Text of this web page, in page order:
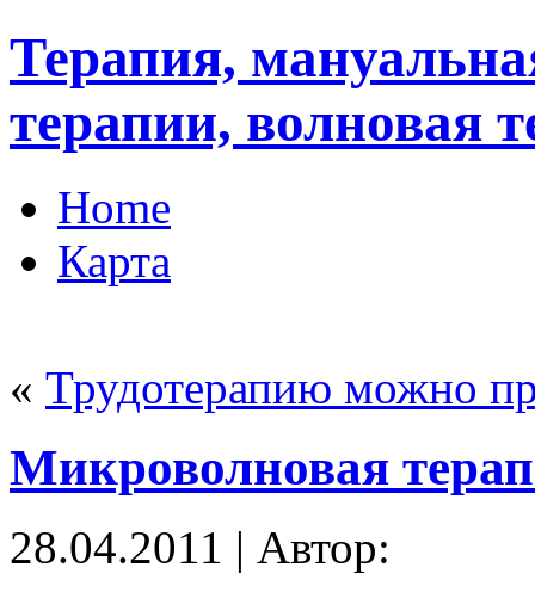
Терапия,
терапии, волновая
Home
Карта
« Трудотерапию можно
Микроволновая
28.04.2011 | Автор: